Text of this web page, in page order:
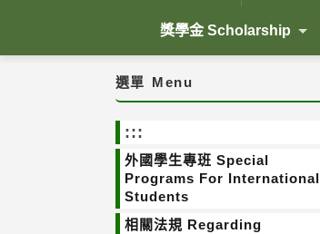
獎學金 Scholarship
選單 Menu
:::
外國學生專班 Special
Programs For International
Students
相關法規 Regarding